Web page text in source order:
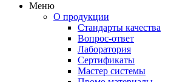
Меню
О продукции
Стандарты качества
Вопрос-ответ
Лаборатория
Сертификаты
Мастер системы